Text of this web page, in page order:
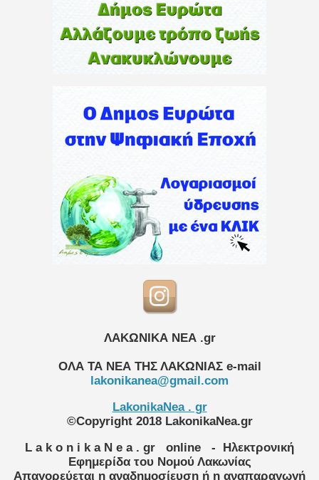
ΛΑΚΩΝΙΚΑ ΝΕΑ .gr
ΟΛΑ ΤΑ ΝΕΑ ΤΗΣ ΛΑΚΩΝΙΑΣ e-mail
lakonikanea@gmail.com
LakonikaNea . gr
©Copyright 2018 LakonikaNea.gr
L a k o n i k a N e a . gr
online
- Ηλεκτρονική
Εφημερίδα του Νομού Λακωνίας
Απαγορεύεται η αναδημοσίευση ή η αναπαραγωγή